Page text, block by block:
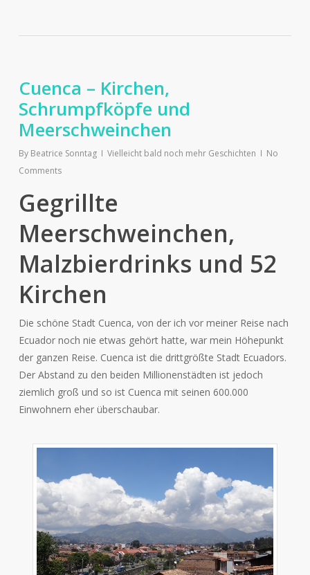
Cuenca – Kirchen,
Schrumpfköpfe und
Meerschweinchen
By Beatrice Sonntag Vielleicht bald noch mehr Geschichten
No
Comments
Gegrillte
Meerschweinchen,
Malzbierdrinks und 52
Kirchen
Die schöne Stadt Cuenca, von der ich vor meiner Reise nach
Ecuador noch nie etwas gehört hatte, war mein Höhepunkt
der ganzen Reise. Cuenca ist die drittgrößte Stadt Ecuadors.
Der Abstand zu den beiden Millionenstädten ist jedoch
ziemlich groß und so ist Cuenca mit seinen 600.000
Einwohnern eher überschaubar.